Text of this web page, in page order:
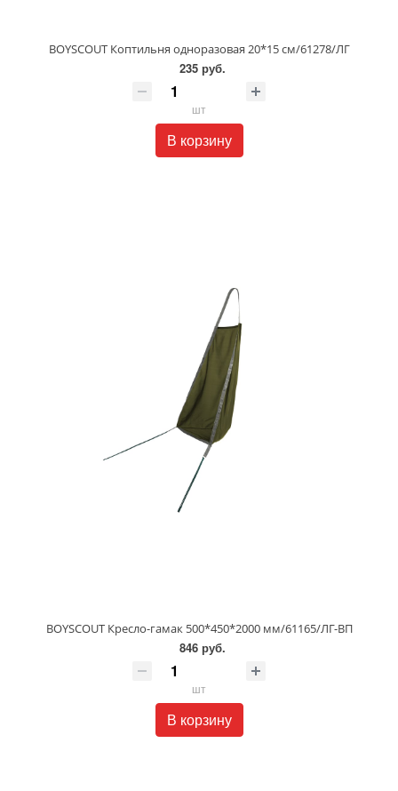
BOYSCOUT Коптильня одноразовая 20*15 см/61278/ЛГ
235 руб.
шт
В корзину
BOYSCOUT Кресло-гамак 500*450*2000 мм/61165/ЛГ-ВП
846 руб.
шт
В корзину